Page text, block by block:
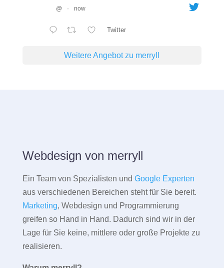
@ · now
Twitter
Weitere Angebot zu merryll
Webdesign von merryll
Ein Team von Spezialisten und Google Experten
aus verschiedenen Bereichen steht für Sie bereit.
Marketing, Webdesign und Programmierung
greifen so Hand in Hand. Dadurch sind wir in der
Lage für Sie keine, mittlere oder große Projekte zu
realisieren.